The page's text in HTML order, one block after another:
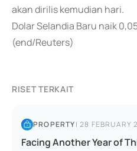
akan dirilis kemudian hari.
Dolar Selandia Baru naik
(end/Reuters)
RISET TERKAIT
PROPERTY|28 FEBRUARY
Facing Another Year of